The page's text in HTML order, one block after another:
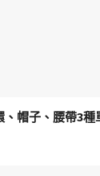
帽子、腰帶3種